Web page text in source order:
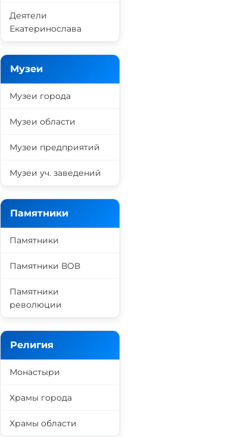
Деятели
Екатеринослава
Музеи
Музеи города
Музеи области
Музеи предприятий
Музеи уч. заведений
Памятники
Памятники
Памятники ВОВ
Памятники
революции
Религия
Монастыри
Храмы города
Храмы области